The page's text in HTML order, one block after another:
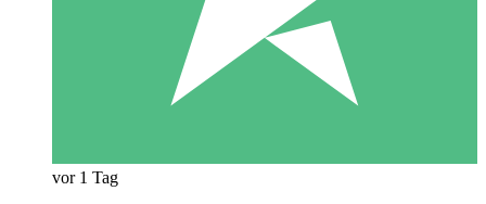
vor 1 Tag